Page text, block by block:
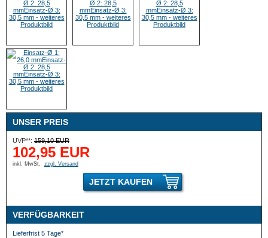
UNSER PREIS
UVP**: 159,10 EUR
102,95 EUR
inkl. MwSt. zzgl. Versand
JETZT KAUFEN
VERFÜGBARKEIT
Lieferfrist 5 Tage*